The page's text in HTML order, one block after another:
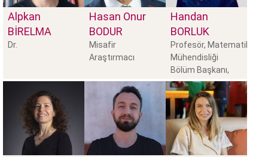
Alpkan
BIRELMA
Dr.
Hasan Onur
BODUR
Misafir
Araştırmacı
Handan
BORLUK
Profesör, Matematik
Mühendisliği
Bölüm Başkanı,